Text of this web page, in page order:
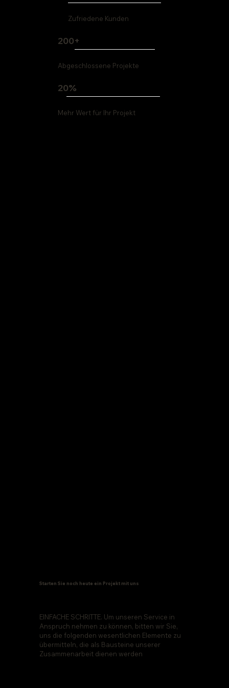
20%
Mehr Wert für Ihr Projekt
Zufriedene Kunden
200+
Abgeschlossene Projekte
Starten Sie noch heute ein Projekt mit uns
EINFACHE SCHRITTE. Um unseren Service in
Anspruch nehmen zu können, bitten wir Sie,
uns die folgenden wesentlichen Elemente zu
übermitteln, die als Bausteine unserer
Zusammenarbeit dienen werden